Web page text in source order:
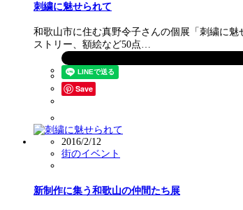
刺繍に魅せられて
和歌山市に住む真野令子さんの個展「刺繍に
ストリー、額絵など50点…
Save
2016/2/12
街のイベント
新制作に集う和歌山の仲間たち展